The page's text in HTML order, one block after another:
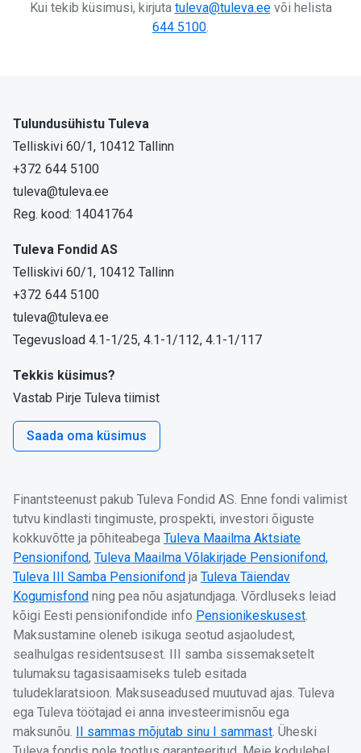
Kui tekib küsimusi, kirjuta tuleva@tuleva.eevõi helista
644 5100.
Tulundusühistu Tuleva
Telliskivi 60/1, 10412 Tallinn
+372 644 5100
tuleva@tuleva.ee
Reg. kood: 14041764
Tuleva Fondid AS
Telliskivi 60/1, 10412 Tallinn
+372 644 5100
tuleva@tuleva.ee
Tegevusload 4.1-1/25, 4.1-1/112, 4.1-1/117
Tekkis küsimus?
Vastab Pirje Tuleva tiimist
Saada oma küsimus
Finantsteenust pakub Tuleva Fondid AS. Enne fondi valimist
tutvu kindlasti tingimuste, prospekti, investori õiguste
kokkuvõtte ja põhiteabega Tuleva Maailma Aktsiate
Pensionifond, Tuleva Maailma Võlakirjade Pensionifond,
Tuleva III Samba Pensionifond ja Tuleva Täiendav
Kogumisfond ning pea nõu asjatundjaga. Võrdluseks leiad
kõigi Eesti pensionifondide info Pensionikeskusest.
Maksustamine oleneb isikuga seotud asjaoludest,
sealhulgas residentsusest. III samba sissemaksetelt
tulumaksu tagasisaamiseks tuleb esitada
tuludeklaratsioon. Maksuseadused muutuvad ajas. Tuleva
ega Tuleva töötajad ei anna investeerimisnõu ega
maksunõu. II sammas mõjutab sinu I sammast. Üheski